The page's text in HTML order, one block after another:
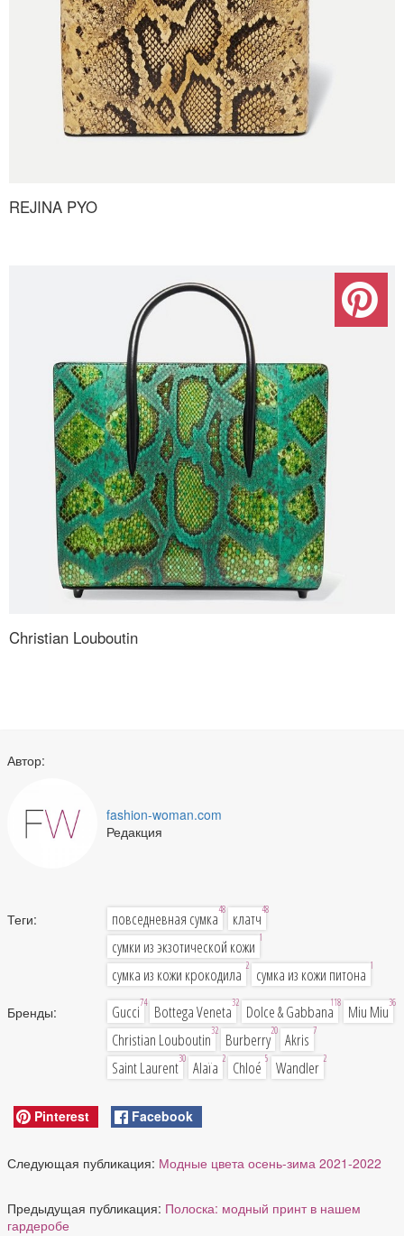
REJINA PYO
Christian Louboutin
Автор:
fashion-woman.com
Редакция
Теги: повседневная сумка48 клатч48
сумки из экзотической кожи 1
сумка из кожи крокодила 2 сумка из кожи питона 1
Бренды: Gucci74 Bottega Veneta32 Dolce & Gabbana118 Miu Miu36
Christian Louboutin32 Burberry20 Akris 7
Saint Laurent30 Alaïa 2 Chloé 5 Wandler 2
Pinterest Facebook
Следующая публикация: Модные цвета осень-зима 2021-2022
Предыдущая публикация: Полоска: модный принт в нашем
гардеробе